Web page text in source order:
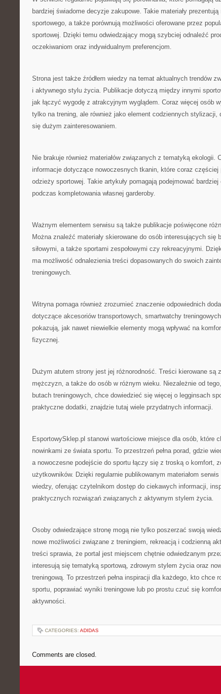
bardziej świadome decyzje zakupowe. Takie materiały
sportowego, a także porównują możliwości oferowane przez
sportowej. Dzięki temu odwiedzający mogą szybciej odnaleźć
oczekiwaniom oraz indywidualnym preferencjom.
Strona jest także źródłem wiedzy na temat aktualnych trendów
i aktywnego stylu życia. Publikacje dotyczą między innymi
jak łączyć wygodę z atrakcyjnym wyglądem. Coraz więcej osób
tylko na trening, ale również jako element codziennych stylizacji,
się dużym zainteresowaniem.
Nie brakuje również materiałów związanych z tematyką ekologii.
informacje dotyczące nowoczesnych tkanin, które coraz częściej
odzieży sportowej. Takie artykuły pomagają podejmować
podczas kompletowania własnej garderoby.
Ważnym elementem serwisu są także publikacje poświęcone
Można znaleźć materiały skierowane do osób interesujących się
siłowymi, a także sportami zespołowymi czy rekreacyjnymi.
ma możliwość odnalezienia treści dopasowanych do swoich
treningowych.
Witryna pomaga również zrozumieć znaczenie odpowiednich
dotyczące akcesoriów transportowych, smartwatchy
pokazują, jak nawet niewielkie elementy mogą wpływać na
fizycznej.
Dużym atutem strony jest jej różnorodność. Treści kierowane są
mężczyzn, a także do osób w różnym wieku. Niezależnie od
butach treningowych, chce dowiedzieć się więcej o legginsach
praktyczne dodatki, znajdzie tutaj wiele przydatnych informacji.
EsportowySklep.pl stanowi wartościowe miejsce dla osób, które
nowinkami ze świata sportu. To przestrzeń pełna porad, gdzie
a nowoczesne podejście do sportu łączy się z troską o komfort,
użytkowników. Dzięki regularnie publikowanym materiałom
wiedzy, oferując czytelnikom dostęp do ciekawych informacji,
praktycznych rozwiązań związanych z aktywnym stylem życia.
Osoby odwiedzające stronę mogą nie tylko poszerzać swoją
nowe możliwości związane z treningiem, rekreacją i codzienną
treści sprawia, że portal jest miejscem chętnie odwiedzanym
interesują się tematyką sportową, zdrowym stylem życia oraz
treningową. To przestrzeń pełna inspiracji dla każdego, kto chce
sportu, poprawiać wyniki treningowe lub po prostu czuć się
aktywności.
CATEGORIES: ADIDAS
Comments are closed.